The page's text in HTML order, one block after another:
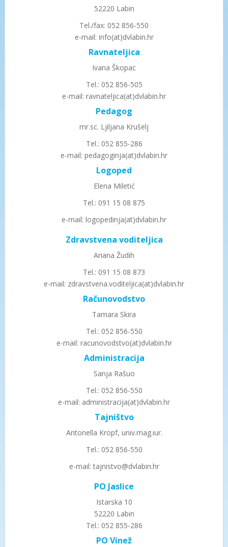
52220 Labin
Tel./fax: 052 856-550
e-mail: info(at)dvlabin.hr
Ravnateljica
Ivana Škopac
Tel.: 052 856-505
e-mail: ravnateljica(at)dvlabin.hr
Pedagog
mr.sc. Ljiljana Krušelj
Tel.: 052 855-286
e-mail: pedagoginja(at)dvlabin.hr
Logoped
Elena Miletić
Tel.: 091 15 08 875
e-mail: logopedinja(at)dvlabin.hr
Zdravstvena voditeljica
Ariana Žudih
Tel.: 091 15 08 873
e-mail: zdravstvena.voditeljica(at)dvlabin.hr
Računovodstvo
Tamara Skira
Tel.: 052 856-550
e-mail: racunovodstvo(at)dvlabin.hr
Administracija
Sanja Rašuo
Tel.: 052 856-550
e-mail: administracija(at)dvlabin.hr
Tajništvo
Antonella Kropf, univ.mag.iur.
Tel.: 052 856-550
e-mail: tajnistvo@dvlabin.hr
PO Jaslice
Istarska 10
52220 Labin
Tel.: 052 855-286
PO Vinež